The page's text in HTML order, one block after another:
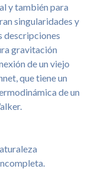
y también para
singularidades y
descripciones
gravitación
de un viejo
que tiene un
de un